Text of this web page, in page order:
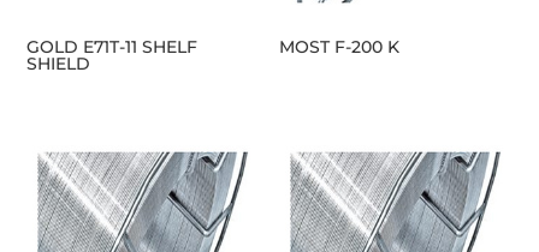
GOLD E71T-11 SHELF
SHIELD
MOST F-200 K